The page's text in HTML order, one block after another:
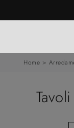
Home >